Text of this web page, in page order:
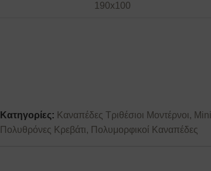
190x100
Κατηγορίες: Καναπέδες Τριθέσιοι Μοντέρνοι,
Πολυθρόνες Κρεβάτι, Πολυμορφικοί Καναπέδες